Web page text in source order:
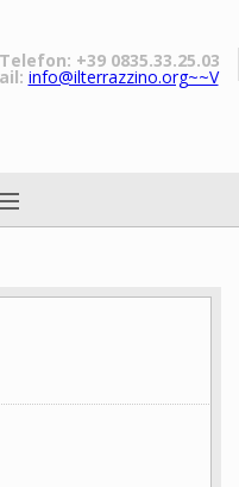
+39 0835.33.25.03
info@ilterrazzino.org~~V